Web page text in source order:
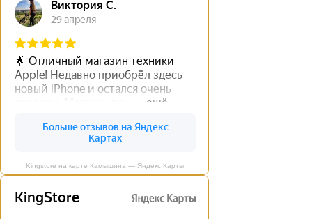
Kingstore на карте Камышина — Яндекс Карты